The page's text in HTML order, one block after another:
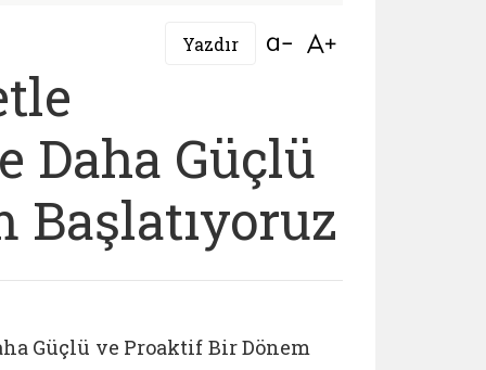
Yazdır Bağlantıyı aç
Daha Güçlü
Başlatıyoruz
Güçlü ve Proaktif Bir Dönem